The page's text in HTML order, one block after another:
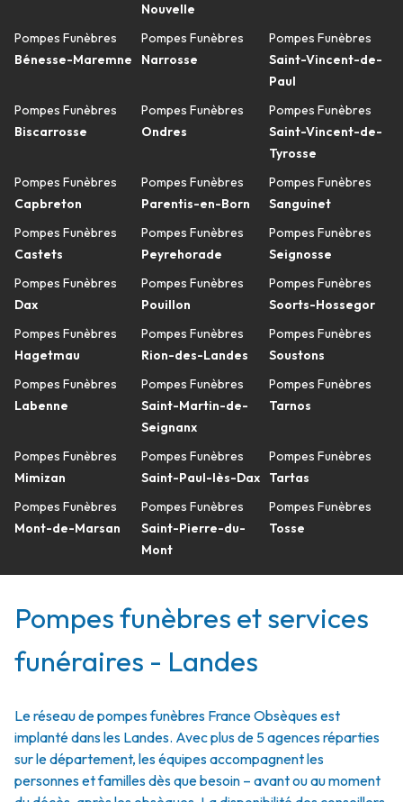
Pompes Funèbres
Bénesse-Maremne
Pompes Funèbres
Biscarrosse
Pompes Funèbres
Capbreton
Pompes Funèbres
Castets
Pompes Funèbres
Dax
Pompes Funèbres
Hagetmau
Pompes Funèbres
Labenne
Pompes Funèbres
Mimizan
Pompes Funèbres
Mont-de-Marsan
Nouvelle
Pompes Funèbres
Narrosse
Pompes Funèbres
Ondres
Pompes Funèbres
Parentis-en-Born
Pompes Funèbres
Peyrehorade
Pompes Funèbres
Pouillon
Pompes Funèbres
Rion-des-Landes
Pompes Funèbres
Saint-Martin-de-
Seignanx
Pompes Funèbres
Saint-Paul-lès-Dax
Pompes Funèbres
Saint-Pierre-du-
Mont
Pompes Funèbres
Saint-Vincent-de-
Paul
Pompes Funèbres
Saint-Vincent-de-
Tyrosse
Pompes Funèbres
Sanguinet
Pompes Funèbres
Seignosse
Pompes Funèbres
Soorts-Hossegor
Pompes Funèbres
Soustons
Pompes Funèbres
Tarnos
Pompes Funèbres
Tartas
Pompes Funèbres
Tosse
Pompes funèbres et services
funéraires - Landes
Le réseau de pompes funèbres France Obsèques est
implanté dans les Landes. Avec plus de 5 agences réparties
sur le département, les équipes accompagnent les
personnes et familles dès que besoin – avant ou au moment